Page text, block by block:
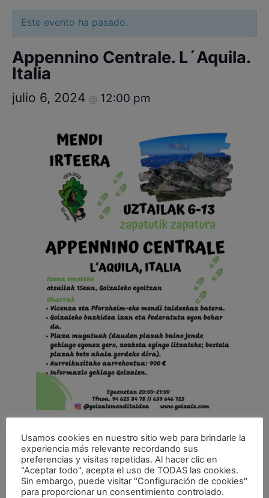
Este evento ha pasado.
Appennino Centrale. L´Aquila.
Italia
julio 6, 2024 @ 12:00 pm
Goizale MT
639 64 67 23
Ver la web Organizador
Usamos cookies en nuestro sitio web para brindarle la
experiencia más relevante recordando sus
preferencias y visitas repetidas. Al hacer clic en
"Aceptar todo", acepta el uso de TODAS las cookies.
Sin embargo, puede visitar "Configuración de cookies"
para proporcionar un consentimiento controlado.